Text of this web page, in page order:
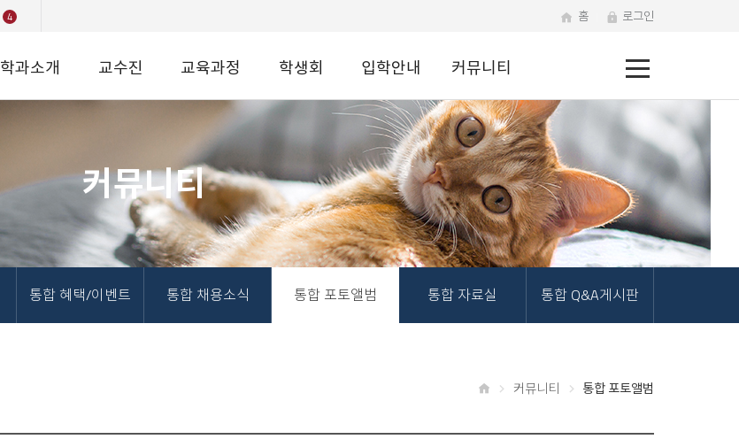
뉴
4 홈 로그인
학과소개 교수진 교육과정 학생회 입학안내 커뮤니티
커뮤니티
통합 혜택/이벤트 통합 채용소식 통합 포토앨범 통합 자료실 통합 Q&A게시판
커뮤니티 통합 포토앨범